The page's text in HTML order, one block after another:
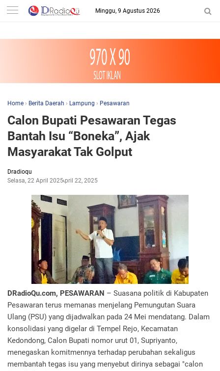
-->
Minggu, 9 Agustus 2026
Home › Berita Daerah › Lampung › Pesawaran
Calon Bupati Pesawaran Tegas
Bantah Isu “Boneka”, Ajak
Masyarakat Tak Golput
Dradioqu
Selasa, 22 April 2025April 22, 2025
DRadioQu.com, PESAWARAN – Suasana politik di Kabupaten
Pesawaran terus memanas menjelang Pemungutan Suara
Ulang (PSU) yang dijadwalkan pada 24 Mei mendatang. Dalam
konsolidasi yang digelar di Tempel Rejo, Kecamatan
Kedondong, Calon Bupati nomor urut 01, Supriyanto,
menegaskan komitmennya terhadap perubahan sekaligus
membantah tegas isu yang menyebut dirinya sebagai "calon